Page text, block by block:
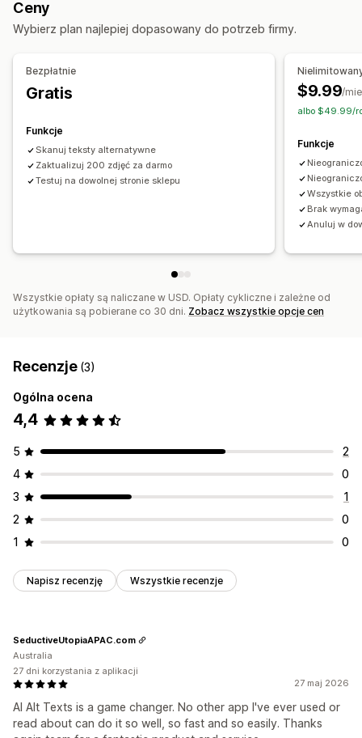
Automatyzacje
Analizy słów kluczowych
Narzędzia ułatwień dostępu
Ceny
Wybierz plan najlepiej dopasowany do potrzeb firmy.
Bezpłatnie
Gratis
Funkcje
Skanuj teksty alternatywne
Zaktualizuj 200 zdjęć za darmo
Testuj na dowolnej stronie sklepu
$9.99/
albo $49.99/
Funkcje
Wszystkie
Brak
Anuluj w
Wszystkie opłaty są naliczane w USD. Opłaty cykliczne i zależne od
użytkowania są pobierane co 30 dni. Zobacz wszystkie opcje cen
Recenzje (3)
Ogólna ocena
4,4
5
2
4
0
3
1
2
0
1
0
Napisz recenzję Wszystkie recenzje
27 maj 2026
AI Alt Texts is a game changer. No other app I've ever used or
read about can do it so well, so fast and so easily. Thanks
SeductiveUtopiaAPAC.com
Australia
27 dni korzystania z aplikacji